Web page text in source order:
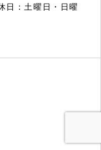
日：土曜日・日曜